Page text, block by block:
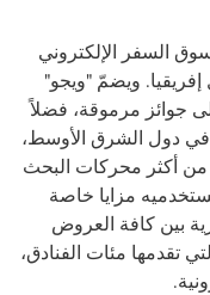
السفر الإلكتروني
ويضمّ "ويجو"
جوائز مرموقة، فضلاً
في دول الشرق الأوسط،
من أكثر محركات البحث
مزايا خاصة
بين كافة العروض
تقدمها مئات الفنادق،